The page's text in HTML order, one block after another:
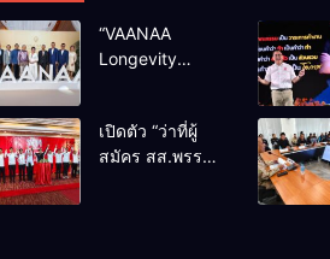
“VAANAA
Longevity
เอนต์ใหญ่สุดใน
อาเซียน
เปิดตัว “ว่าที่ผู้
สมัคร สส.พรรค